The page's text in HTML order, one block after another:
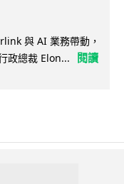
與 AI 業務帶動，
政總裁 Elon...
閱讀